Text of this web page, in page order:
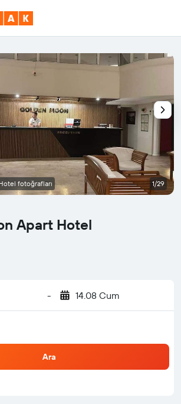
Apart Hotel
- 14.08 Cum
Ara
fotoğrafları 1/29